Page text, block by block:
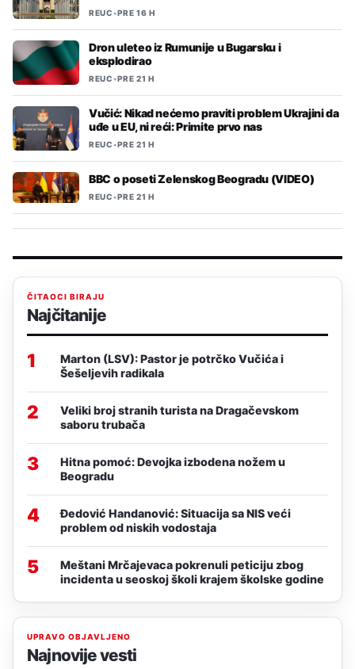
REUC•PRE 16 H
Dron uleteo iz Rumunije u Bugarsku i
eksplodirao
REUC•PRE 21 H
Vučić: Nikad nećemo praviti problem Ukrajini da
uđe u EU, ni reći: Primite prvo nas
REUC•PRE 21 H
BBC o poseti Zelenskog Beogradu (VIDEO)
REUC•PRE 21 H
ČITAOCI BIRAJU
Najčitanije
1
Marton (LSV): Pastor je potrčko Vučića i
Šešeljevih radikala
2
Veliki broj stranih turista na Dragačevskom
saboru trubača
3
Hitna pomoć: Devojka izbodena nožem u
Beogradu
4
Đedović Handanović: Situacija sa NIS veći
problem od niskih vodostaja
5
Meštani Mrčajevaca pokrenuli peticiju zbog
incidenta u seoskoj školi krajem školske godine
UPRAVO OBJAVLJENO
Najnovije vesti